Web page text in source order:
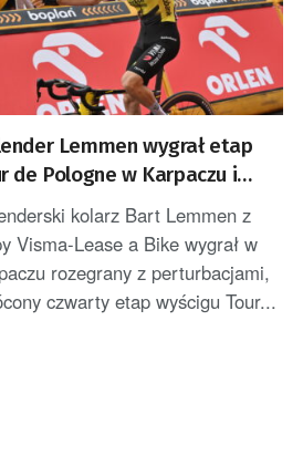
Lemmen wygrał etap
de Pologne w Karpaczu i
lideremkolarz Bart Lemmen z
Visma-Lease a Bike wygrał w
rozegrany z perturbacjami,
czwarty etap wyścigu Tour...